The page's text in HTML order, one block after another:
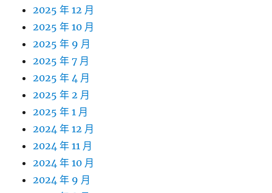
2025 年 12 月
2025 年 10 月
2025 年 9 月
2025 年 7 月
2025 年 4 月
2025 年 2 月
2025 年 1 月
2024 年 12 月
2024 年 11 月
2024 年 10 月
2024 年 9 月